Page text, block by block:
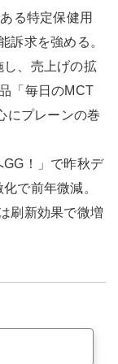
る特定保健用
訴求を強める。
、売上げの拡
「毎日のMCT
にプレーンの巻
！」で昨秋デ
で前年微減。
刷新効果で微増